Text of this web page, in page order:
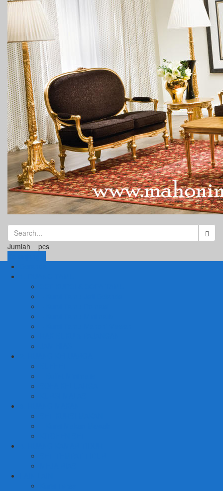
Jumlah = pcs